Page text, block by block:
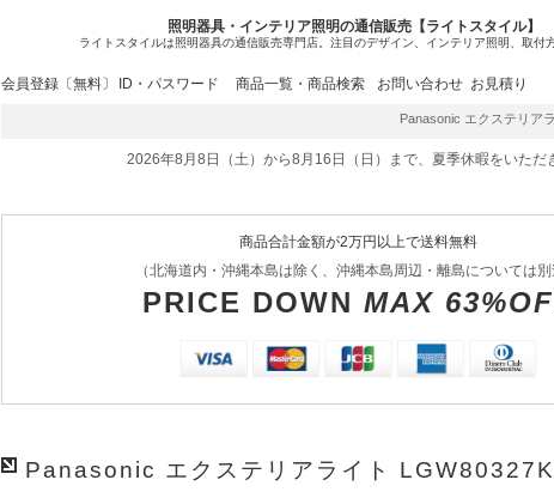
照明器具・インテリア照明の通信販売【ライトスタイル】
ライトスタイルは照明器具の通信販売専門店。注目のデザイン、インテリア照明、取付
会員登録〔無料〕 ID・パスワード 商品一覧・商品検索 お問い合わせ お見積り
Panasonic エクステリアライ
2026年8月8日（土）から8月16日（日）まで、夏季休暇をいただ
商品合計金額が2万円以上で送料無料
（北海道内・沖縄本島は除く、沖縄本島周辺・離島については別
PRICE DOWN MAX
Panasonic エクステリアライト